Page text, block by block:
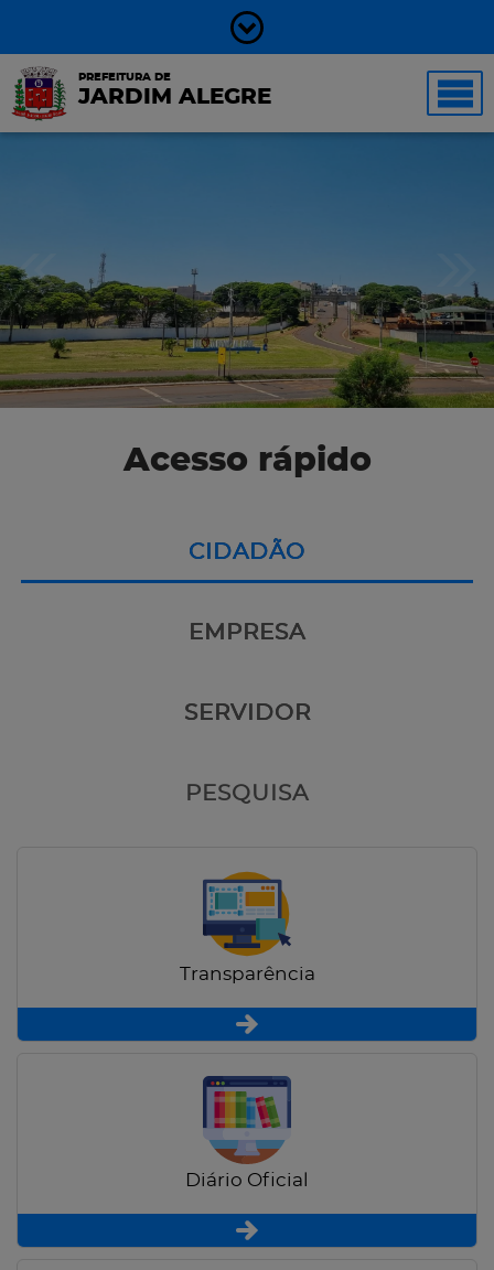
PREFEITURA DE
JARDIM ALEGRE
Acesso rápido
CIDADÃO
EMPRESA
SERVIDOR
PESQUISA
Transparência
Diário Oficial